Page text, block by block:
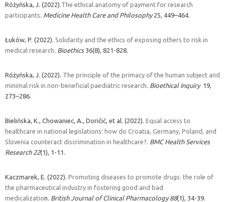
Różyńska, J. (2022). The ethical anatomy of payment for research
participants Medicine Health Care and Philosophy25, 449–464.
Łuków, P. (2022). Solidarity and the ethics of exposing others to risk in
medical research Bioethics36(8), 821-828.
Różyńska, J. (2022). The principle of the primacy of the human subject and
minimal risk in non-beneficial paediatric research Bioethical Inquiry 19,
273–286.
Bielińska, K., Chowaniec, A., Doričić, et al. (2022). Equal access to
healthcare in national legislations: how do Croatia, Germany, Poland, and
Slovenia counteract discrimination in healthcare? BMC Health Services
Research 22(1), 1-11.
Kaczmarek, E. (2022). Promoting diseases to promote drugs: the role of
the pharmaceutical industry in fostering good and bad
medicalization. British Journal of Clinical Pharmacology 88(1), 34-39.